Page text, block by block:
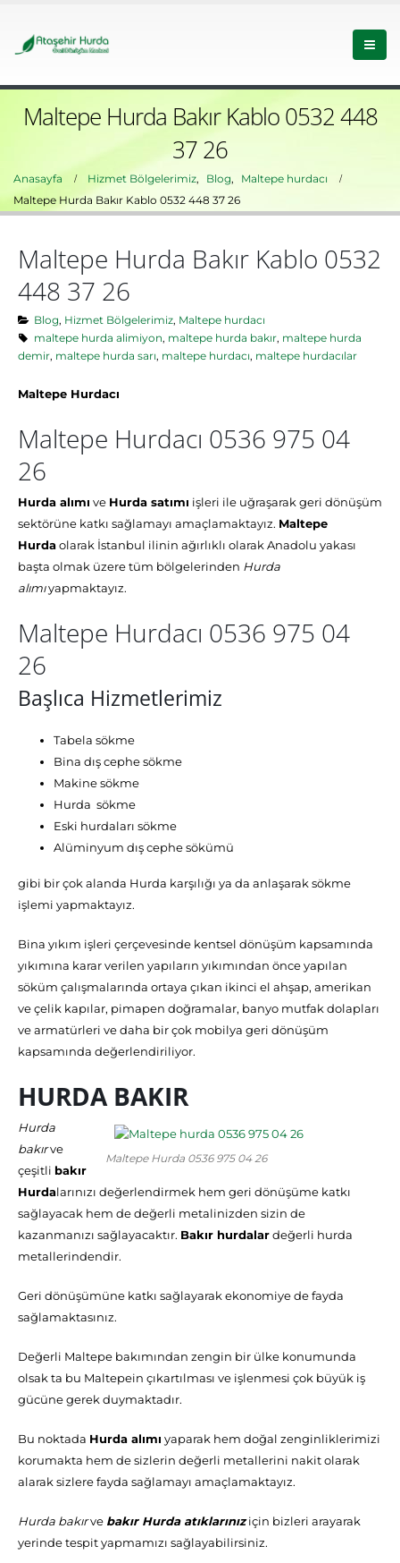
Maltepe Hurda Bakır Kablo 0532 448
37 26
Anasayfa Hizmet Bölgelerimiz, Blog,
Maltepe hurdacı
Maltepe Hurda Bakır Kablo 0532 448 37 26
Maltepe Hurda Bakır Kablo 0532
448 37 26
Blog, Hizmet Bölgelerimiz, Maltepe hurdacı
maltepe hurda alimiyon, maltepe hurda bakır, maltepe hurda
demir, maltepe hurda sarı, maltepe hurdacı, maltepe hurdacılar
Maltepe Hurdacı
Maltepe Hurdacı 0536 975 04
26
Hurda alımı ve Hurda satımı işleri ile uğraşarak geri dönüşüm
sektörüne katkı sağlamayı amaçlamaktayız. Maltepe
Hurdaolarak İstanbul ilinin ağırlıklı olarak Anadolu yakası
başta olmak üzere tüm bölgelerinden Hurda
alımıyapmaktayız.
Maltepe Hurdacı 0536 975 04
26
Başlıca Hizmetlerimiz
Tabela sökme
Bina dış cephe sökme
Makine sökme
Hurda sökme
Eski hurdaları sökme
Alüminyum dış cephe sökümü
gibi bir çok alanda Hurda karşılığı ya da anlaşarak sökme
işlemi yapmaktayız.
Bina yıkım işleri çerçevesinde kentsel dönüşüm kapsamında
yıkımına karar verilen yapıların yıkımından önce yapılan
söküm çalışmalarında ortaya çıkan ikinci el ahşap, amerikan
ve çelik kapılar, pimapen doğramalar, banyo mutfak dolapları
ve armatürleri ve daha bir çok mobilya geri dönüşüm
kapsamında değerlendiriliyor.
HURDA BAKIR
Maltepe Hurda 0536 975 04 26
Hurda
bakırve
çeşitli bakır
Hurdalarınızı değerlendirmek hem geri dönüşüme katkı
sağlayacak hem de değerli metalinizden sizin de
kazanmanızı sağlayacaktır. Bakır hurdalardeğerli hurda
metallerindendir.
Geri dönüşümüne katkı sağlayarak ekonomiye de fayda
sağlamaktasınız.
Değerli Maltepe bakımından zengin bir ülke konumunda
olsak ta bu Maltepein çıkartılması ve işlenmesi çok büyük iş
gücüne gerek duymaktadır.
Bu noktada Hurda alımı yaparak hem doğal zenginliklerimizi
korumakta hem de sizlerin değerli metallerini nakit olarak
alarak sizlere fayda sağlamayı amaçlamaktayız.
Hurda bakırve bakır Hurda atıklarınıziçin bizleri arayarak
yerinde tespit yapmamızı sağlayabilirsiniz.